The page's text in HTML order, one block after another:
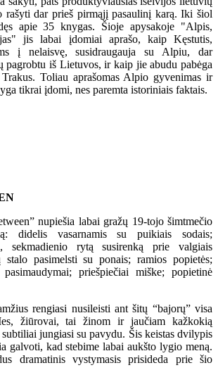
rašyti dar prieš pirmąjį pasaulinį karą. Iki šiol
apie 35 knygas. Šioje apysakoje "Alpis,
jis labai įdomiai aprašo, kaip Kęstutis,
į nelaisvę, susidraugauja su Alpiu, dar
pagrobtu iš Lietuvos, ir kaip jie abudu pabėga
Toliau aprašomas Alpio gyvenimas ir
tikrai įdomi, nes paremta istoriniais faktais.
nupiešia labai gražų 19-tojo šimtmečio
didelis vasarnamis su puikiais sodais;
sekmadienio rytą susirenką prie valgiais
stalo pasimelsti su ponais; ramios popietės;
priešpiečiai miške; popietinė
rengiasi nusileisti ant šitų “bajorų” visa
žiūrovai, tai žinom ir jaučiam kažkokią
jungiasi su pavydu. Šis keistas dvilypis
galvoti, kad stebime labai aukšto lygio meną.
dramatinis vystymasis prisideda prie šio